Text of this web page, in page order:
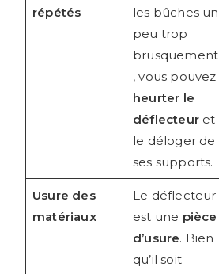
répétés
les bûches un
peu trop
brusquement
, vous pouvez
heurter le
déflecteuret
le déloger de
ses supports.
Usure des
matériaux
Le déflecteur
est une pièce
d’usure. Bien
qu’il soit